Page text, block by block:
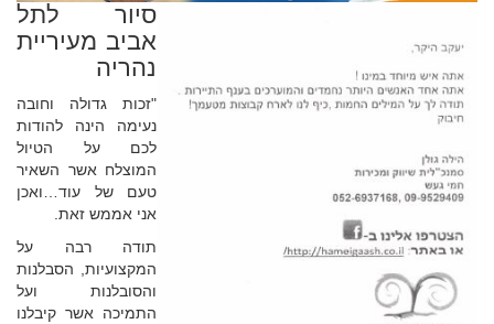
סיור לתל
אביב מעיריית
נהריה
"זכות גדולה וחובה
נעימה הינה להודות
לכם על הטיול
המוצלח אשר השאיר
טעם של עוד…ואכן
אני אממש זאת.
תודה רבה על
המקצועיות, הסבלנות
והסובלנות ועל
התמיכה אשר קיבלנו